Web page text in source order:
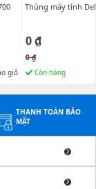
giỏ
Thùng máy tính
0 ₫
0 ₫
Còn hàng
THANH TOÁN BẢO
MẬT